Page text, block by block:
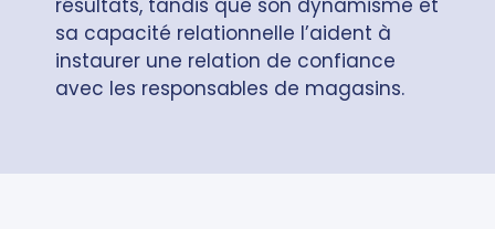
résultats, tandis que son dynamisme et
sa capacité relationnelle l’aident à
instaurer une relation de confiance
avec les responsables de magasins.